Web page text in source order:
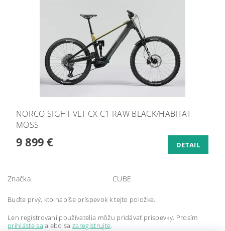
NORCO SIGHT VLT CX C1 RAW BLACK/HABITAT
MOSS
9 899 € DETAIL
Značka CUBE
Buďte prvý, kto napíše príspevok k tejto položke.
Len registrovaní používatelia môžu pridávať príspevky. Prosím
prihláste sa alebo sazaregistrujte.